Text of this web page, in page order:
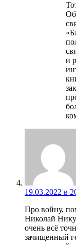
и
19.03.2022 в
Про войну,
Николай
очень всё
зачищенный